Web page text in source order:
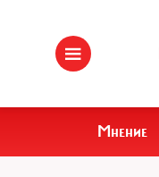
Мнение